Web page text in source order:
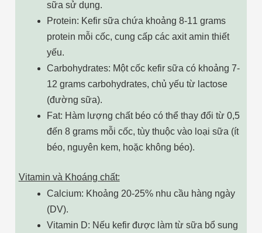
sữa sử dụng.
Protein: Kefir sữa chứa khoảng 8-11 grams
protein mỗi cốc, cung cấp các axit amin thiết
yếu.
Carbohydrates: Một cốc kefir sữa có khoảng 7-
12 grams carbohydrates, chủ yếu từ lactose
(đường sữa).
Fat: Hàm lượng chất béo có thể thay đổi từ 0,5
đến 8 grams mỗi cốc, tùy thuộc vào loại sữa (ít
béo, nguyên kem, hoặc không béo).
Vitamin và Khoáng chất:
Calcium: Khoảng 20-25% nhu cầu hàng ngày
(DV).
Vitamin D: Nếu kefir được làm từ sữa bổ sung